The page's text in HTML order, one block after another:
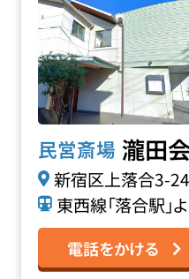
民営斎場 瀧田
新宿区上落合3-
東西線「落合駅」
電話をかける